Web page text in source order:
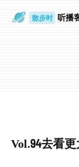
散步时 听播
Vol.94去看